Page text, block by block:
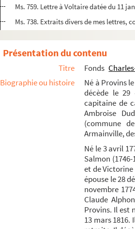
Ms. 759. Lettre à Voltaire datée du 11
Ms. 738. Extraits divers de mes lettres,
Dossiers des œuvres de Charles Jean
Anthologies réunies par Charles Jean
Pièces légères sur la campagne
Ms. 686. Recueil compilé par Charles
Ms. 707. Œuvres de Voltaire et son éloge
Ms. 757. Les extravagances du jour,
Ms. 751. Maximilien Michelin. Liste des
Fonds Edme-Jean-Noël-Hénin
Fonds Émile Lefèvre : notes et articles sur
Fonds Maximilien-Michelin, suite
Présentation du contenu
Titre Fonds
Biographie ou histoire
Né à Provins
décède le
capitaine de
Ambroise
(commune
Armainville,
Né le 3 avril
Salmon
et de Victorine
épouse le 28
novembre
Claude
Provins. Il est
13 mars 1816.